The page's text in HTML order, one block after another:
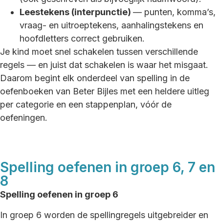
Leestekens (interpunctie) — punten, komma’s,
vraag- en uitroeptekens, aanhalingstekens en
hoofdletters correct gebruiken.
Je kind moet snel schakelen tussen verschillende
regels — en juist dat schakelen is waar het misgaat.
Daarom begint elk onderdeel van spelling in de
oefenboeken van Beter Bijles met een heldere uitleg
per categorie en een stappenplan, vóór de
oefeningen.
Spelling oefenen in groep 6, 7 en
8
Spelling oefenen in groep 6
In groep 6 worden de spellingregels uitgebreider en